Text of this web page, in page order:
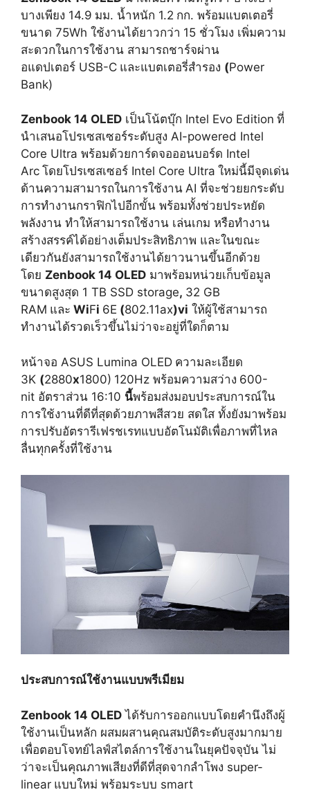
บางเพียง 14.9 มม. น้ำหนัก 1.2 กก. พร้อมแบตเตอรี่
ขนาด 75Wh ใช้งานได้ยาวกว่า 15 ชั่วโมง เพิ่มความ
สะดวกในการใช้งาน สามารถชาร์จผ่าน
อแดปเตอร์ USB-C และแบตเตอรี่สำรอง (Power
Bank)
Zenbook 14 OLED เป็นโน้ตบุ๊ก Intel Evo Edition ที่
นำเสนอโปรเซสเซอร์ระดับสูง AI-powered Intel
Core Ultra พร้อมด้วยการ์ดจอออนบอร์ด Intel
Arc โดยโปรเซสเซอร์ Intel Core Ultra ใหม่นี้มีจุดเด่น
ด้านความสามารถในการใช้งาน AI ที่จะช่วยยกระดับ
การทำงานกราฟิกไปอีกขั้น พร้อมทั้งช่วยประหยัด
พลังงาน ทำให้สามารถใช้งาน เล่นเกม หรือทำงาน
สร้างสรรค์ได้อย่างเต็มประสิทธิภาพ และในขณะ
เดียวกันยังสามารถใช้งานได้ยาวนานขึ้นอีกด้วย
โดย Zenbook 14 OLED มาพร้อมหน่วยเก็บข้อมูล
ขนาดสูงสุด 1 TB SSD storage, 32 GB
RAM และ WiFi 6E (802.11ax)vi ให้ผู้ใช้สามารถ
ทำงานได้รวดเร็วขึ้นไม่ว่าจะอยู่ที่ใดก็ตาม
หน้าจอ ASUS Lumina OLED ความละเอียด
3K (2880x1800) 120Hz พร้อมความสว่าง 600-
nit อัตราส่วน 16:10 นี้พร้อมส่งมอบประสบการณ์ใน
การใช้งานที่ดีที่สุดด้วยภาพสีสวย สดใส ทั้งยังมาพร้อม
การปรับอัตรารีเฟรชเรทแบบอัตโนมัติเพื่อภาพที่ไหล
ลื่นทุกครั้งที่ใช้งาน
ประสบการณ์ใช้งานแบบพรีเมียม
Zenbook 14 OLED ได้รับการออกแบบโดยคำนึงถึงผู้
ใช้งานเป็นหลัก ผสมผสานคุณสมบัติระดับสูงมากมาย
เพื่อตอบโจทย์ไลฟ์สไตล์การใช้งานในยุคปัจจุบัน ไม่
ว่าจะเป็นคุณภาพเสียงที่ดีที่สุดจากลำโพง super-
linear แบบใหม่ พร้อมระบบ smart